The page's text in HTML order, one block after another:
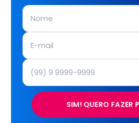
SIM! QUERO FAZER